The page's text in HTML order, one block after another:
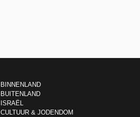
BINNENLAND
BUITENLAND
ISRAËL
CULTUUR & JODENDOM